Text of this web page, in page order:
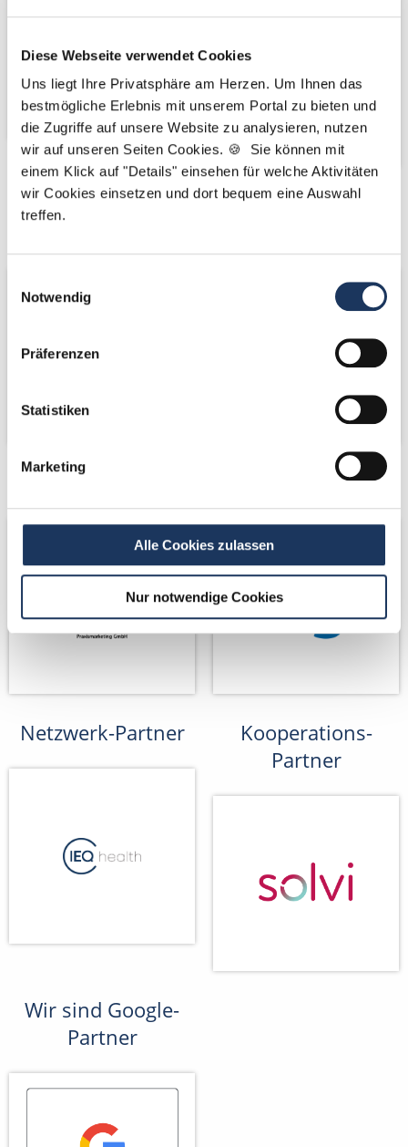
Diese Webseite verwendet Cookies
Uns liegt Ihre Privatsphäre am Herzen. Um Ihnen das
bestmögliche Erlebnis mit unserem Portal zu bieten und
die Zugriffe auf unsere Website zu analysieren, nutzen
wir auf unseren Seiten Cookies. 🍪 Sie können mit
einem Klick auf "Details" einsehen für welche Aktivitäten
wir Cookies einsetzen und dort bequem eine Auswahl
treffen.
Notwendig
Präferenzen
Statistiken
Marketing
Alle Cookies zulassen
Nur notwendige Cookies
Kooperations-
Kooperations-
Netzwerk-Partner Netzwerk-Partner
Netzwerk-Partner
Kooperations-
Partner
Wir sind Google-
Partner